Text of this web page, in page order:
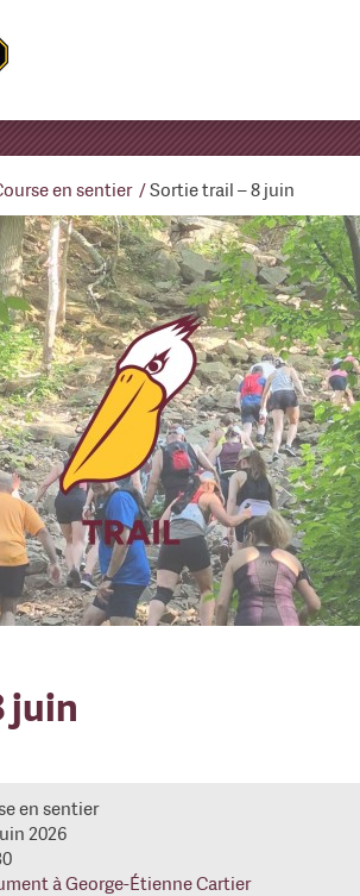
en sentier /Sortie trail – 8 juin
juin
en sentier
2026
à George-Étienne Cartier